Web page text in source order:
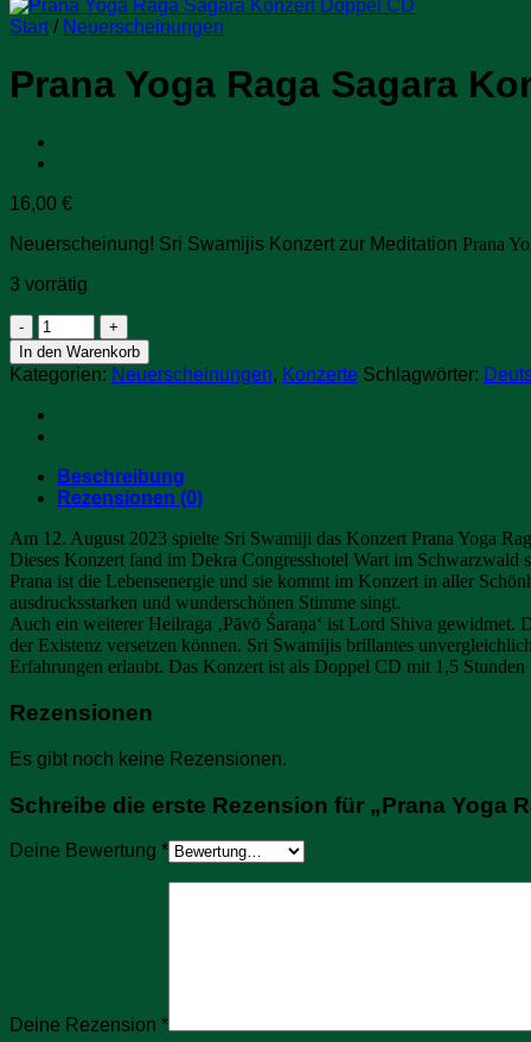
Start / Neuerscheinungen
Prana Yoga Raga Sagara
16,00 €
Neuerscheinung! Sri Swamijis Konzert zur Meditation Prana
3 vorrätig
Prana
Yoga
Raga
Sagara
Konzert
Doppel
Menge
In den Warenkorb
Kategorien: Neuerscheinungen, Konzerte Schlagwörter:
Beschreibung
Rezensionen (0)
Am 12. August 2023 spielte Sri Swamiji das Konzert Prana Yoga
Dieses Konzert fand im Dekra Congresshotel Wart im
Prana ist die Lebensenergie und sie kommt im Konzert in aller
ausdrucksstarken und wunderschönen Stimme singt.
Auch ein weiterer Heilraga ‚Pāvō Śaraṇa‘ ist Lord Shiva gewidmet.
der Existenz versetzen können. Sri Swamijis brillantes
Erfahrungen erlaubt. Das Konzert ist als Doppel CD mit 1,5
Rezensionen
Es gibt noch keine Rezensionen.
Schreibe die erste Rezension für „Prana Yoga
Deine Bewertung *
Deine Rezension *